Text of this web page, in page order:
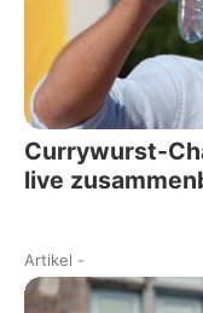
Currywurst-
live
Artikel -